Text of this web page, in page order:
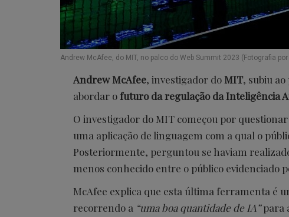
Andrew McAfee, do MIT, no palco do Web Summit 2023 (Fotografia
Andrew McAfee, investigador do MIT, subiu
abordar ofuturo da regulação da Inteligência
O investigador do MIT começou por
uma aplicação de linguagem com a qual o
Posteriormente, perguntou se haviam
menos conhecido entre o público evidenciado
McAfee explica que esta última ferramenta é
recorrendo a “uma boa quantidade de IA”para